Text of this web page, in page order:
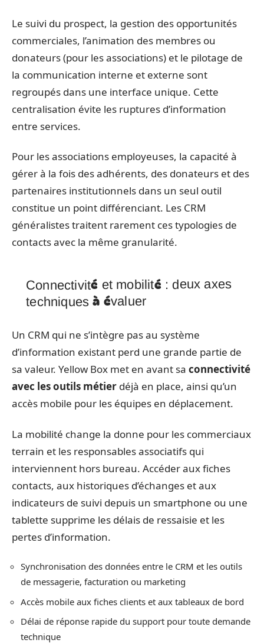
Le suivi du prospect, la gestion des opportunités
commerciales, l’animation des membres ou
donateurs (pour les associations) et le pilotage de
la communication interne et externe sont
regroupés dans une interface unique. Cette
centralisation évite les ruptures d’information
entre services.
Pour les associations employeuses, la capacité à
gérer à la fois des adhérents, des donateurs et des
partenaires institutionnels dans un seul outil
constitue un point différenciant. Les CRM
généralistes traitent rarement ces typologies de
contacts avec la même granularité.
Connectivité et mobilité : deux axes
techniques à évaluer
Un CRM qui ne s’intègre pas au système
d’information existant perd une grande partie de
sa valeur. Yellow Box met en avant sa connectivité
avec les outils métier déjà en place, ainsi qu’un
accès mobile pour les équipes en déplacement.
La mobilité change la donne pour les commerciaux
terrain et les responsables associatifs qui
interviennent hors bureau. Accéder aux fiches
contacts, aux historiques d’échanges et aux
indicateurs de suivi depuis un smartphone ou une
tablette supprime les délais de ressaisie et les
pertes d’information.
Synchronisation des données entre le CRM et les outils
de messagerie, facturation ou marketing
Accès mobile aux fiches clients et aux tableaux de bord
Délai de réponse rapide du support pour toute demande
technique